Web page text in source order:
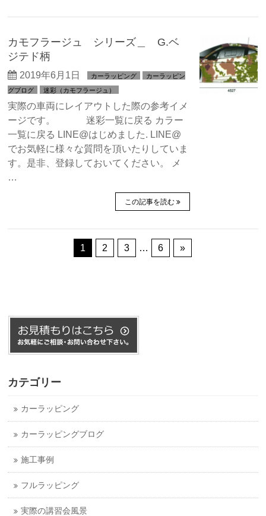
カモフラージュ シリーズ＿ G.ベ
ジテド柄
2019年6月1日 カーラッピング
カーラッピン
グブログ
迷彩（カモフラージュ）
実際の車両にレイアウトした際の参考イメ
ージです。 迷彩一覧に戻る カラー
一覧に戻る LINE@はじめました. LINE@
でお気軽に様々な質問を頂いたりしていま
す。是非、登録しておいてください。 メ
…
この記事を読む
1 2 3 … 6 »
カテゴリー
カーラッピング
カーラッピングブログ
施工事例
フルラッピング
実際の講習会風景